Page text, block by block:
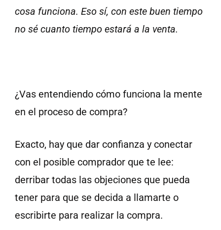
cosa funciona. Eso sí, con este buen tiempo
no sé cuanto tiempo estará a la venta.
¿Vas entendiendo cómo funciona la mente
en el proceso de compra?
Exacto, hay que dar confianza y conectar
con el posible comprador que te lee:
derribar todas las objeciones que pueda
tener para que se decida a llamarte o
escribirte para realizar la compra.